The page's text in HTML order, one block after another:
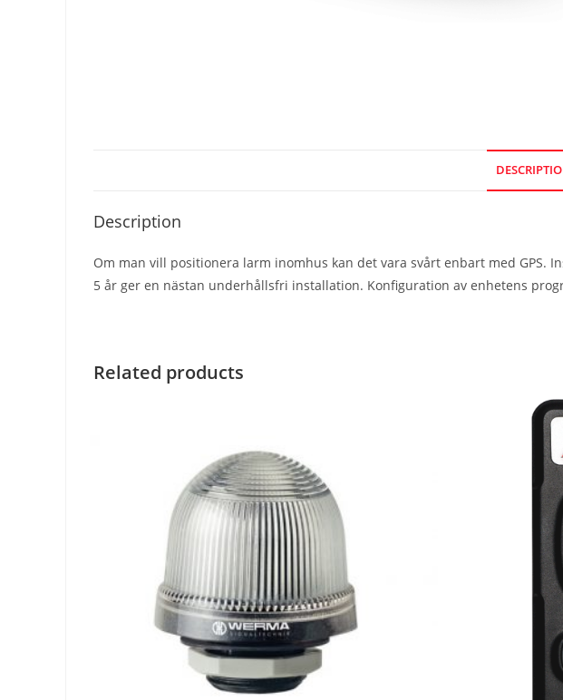
Description
Om man vill positionera larm inomhus kan det vara svårt enbart med
5 år ger en nästan underhållsfri installation. Konfiguration av enhetens
Related products